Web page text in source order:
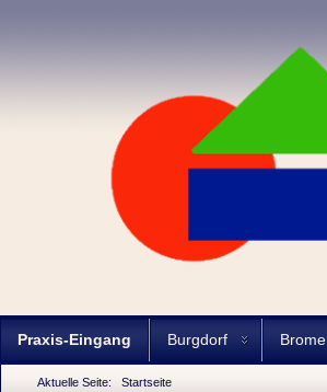
Praxis-Eingang Burgdorf Brome
Aktuelle Seite: Startseite